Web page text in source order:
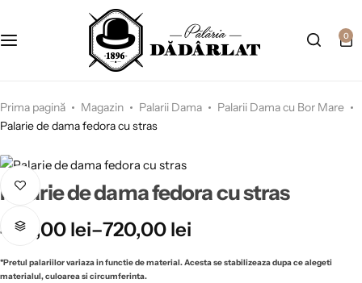
0
Prima pagină Magazin Palarii Dama
Palarii Dama cu Bor Mare
Palarie de dama fedora cu stras
Palarie de dama fedora cu stras
450,00 lei–720,00 lei
*Pretul palariilor variaza in functie de material. Acesta se stabilizeaza dupa ce alegeti
materialul, culoarea si circumferinta.